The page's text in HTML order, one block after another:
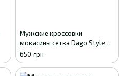
Мужские кроссовки
мокасины сетка Dago Style
черные на резинке 41
650 грн